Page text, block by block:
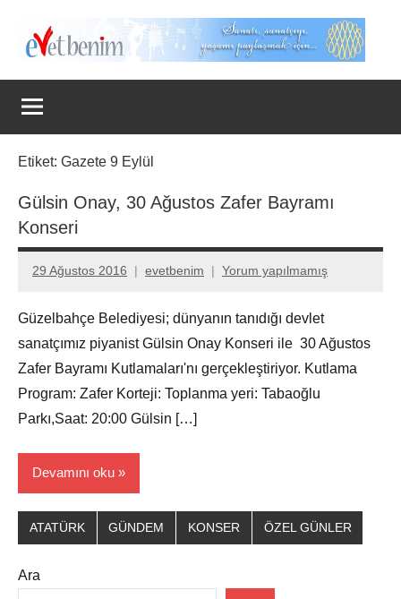
Evet
Benim
Etiket: Gazete 9 Eylül
Gülsin Onay, 30 Ağustos Zafer Bayramı
Konseri
29 Ağustos 2016 evetbenim Yorum yapılmamış
Güzelbahçe Belediyesi; dünyanın tanıdığı devlet
sanatçımız piyanist Gülsin Onay Konseri ile 30 Ağustos
Zafer Bayramı Kutlamaları'nı gerçekleştiriyor. Kutlama
Program: Zafer Korteji: Toplanma yeri: Tabaoğlu
Parkı,Saat: 20:00 Gülsin […]
Devamını oku
ATATÜRK GÜNDEM KONSER ÖZEL GÜNLER
Ara